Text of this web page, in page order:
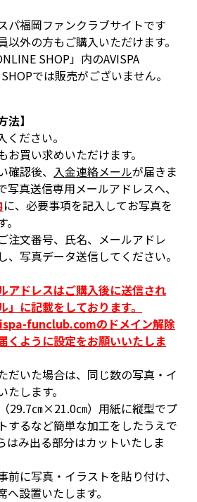
パ福岡ファンクラブサイトです
外の方もご購入いただけます。
SHOP」内のAVISPA
では販売がございません。
法】
ださい。
買い求めいただけます。
認後、 入金連絡メールが届きま
写真送信専用メールアドレスへ、
に、必要事項を記入してお写真を
注文番号、氏名、メールアドレ
、写真データ送信してください。
アドレスはご購入後に送信され
に記載をしております。
funclub.comのドメイン解除
くように設定をお願いいたしま
だいた場合は、同じ数の写真・イ
します。
29.7㎝×21.0㎝）用紙に縦型でプ
するなど簡単な加工をしたうえで
はみ出る部分はカットいたしま
に写真・イラストを貼り付け、
設置いたします。